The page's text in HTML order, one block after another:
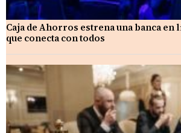
Caja de Ahorros estrena una banca en
que conecta con todos